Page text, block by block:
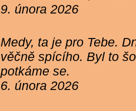
9. února 2026
Medy, ta je pro Tebe.
věčně spícího. Byl to
potkáme se.
6. února 2026